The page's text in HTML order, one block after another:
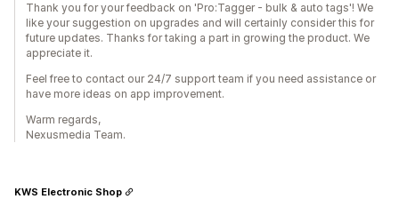
Thank you for your feedback on 'Pro:Tagger - ​bulk & auto tags'! We
like your suggestion on upgrades and will certainly consider this for
future updates. Thanks for taking a part in growing the product. We
appreciate it.
Feel free to contact our 24/7 support team if you need assistance or
have more ideas on app improvement.
Warm regards,
Nexusmedia Team.
KWS Electronic Shop